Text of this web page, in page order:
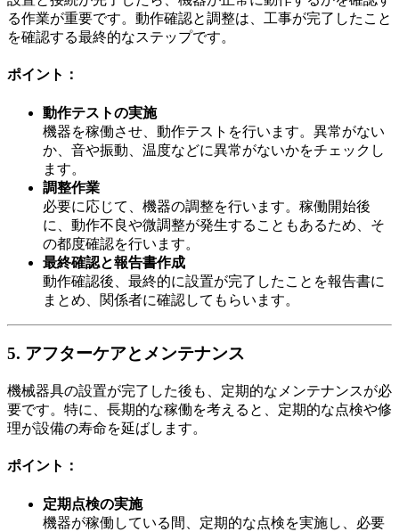
る作業が重要です。動作確認と調整は、工事が完了したこと
を確認する最終的なステップです。
ポイント：
動作テストの実施
機器を稼働させ、動作テストを行います。異常がない
か、音や振動、温度などに異常がないかをチェックし
ます。
調整作業
必要に応じて、機器の調整を行います。稼働開始後
に、動作不良や微調整が発生することもあるため、そ
の都度確認を行います。
最終確認と報告書作成
動作確認後、最終的に設置が完了したことを報告書に
まとめ、関係者に確認してもらいます。
5. アフターケアとメンテナンス
機械器具の設置が完了した後も、定期的なメンテナンスが必
要です。特に、長期的な稼働を考えると、定期的な点検や修
理が設備の寿命を延ばします。
ポイント：
定期点検の実施
機器が稼働している間、定期的な点検を実施し、必要